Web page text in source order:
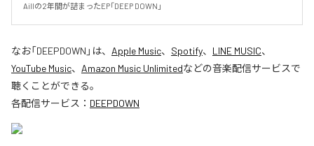
Aillの2年間が詰まったEP「DEEP DOWN」
なお「DEEPDOWN 」は、 Apple Music、 Spotify、 LINE MUSIC、
YouTube Music、 Amazon Music Unlimitedなどの音楽配信サービスで
聴くことができる。
各配信サービス： DEEPDOWN